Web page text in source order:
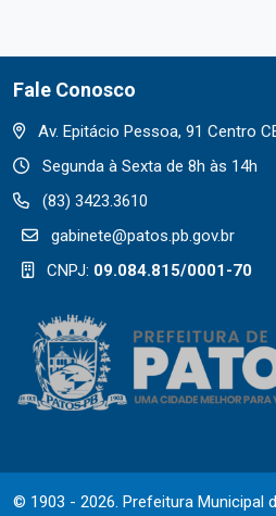
Fale Conosco
Av. Epitácio Pessoa, 91 Centro
Segunda à Sexta de 8h às 14h
(83) 3423.3610
gabinete@patos.pb.gov.br
CNPJ: 09.084.815/0001-70
© 1903 - 2026. Prefeitura Municipal